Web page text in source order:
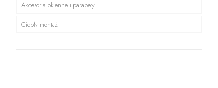
Akcesoria okienne i parapety
Ciepły montaż